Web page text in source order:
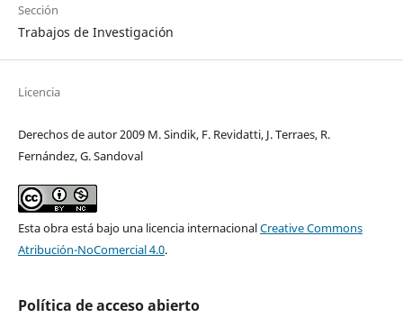
Sección
Trabajos de Investigación
Licencia
Derechos de autor 2009 M. Sindik, F. Revidatti, J. Terraes, R.
Fernández, G. Sandoval
Esta obra está bajo una licencia internacionalCreative Commons
Atribución-NoComercial 4.0.
Política de acceso abierto